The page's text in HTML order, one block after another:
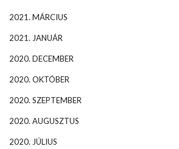
2021. MÁRCIUS
2021. JANUÁR
2020. DECEMBER
2020. OKTÓBER
2020. SZEPTEMBER
2020. AUGUSZTUS
2020. JÚLIUS